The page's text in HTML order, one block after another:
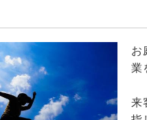
お
業
来